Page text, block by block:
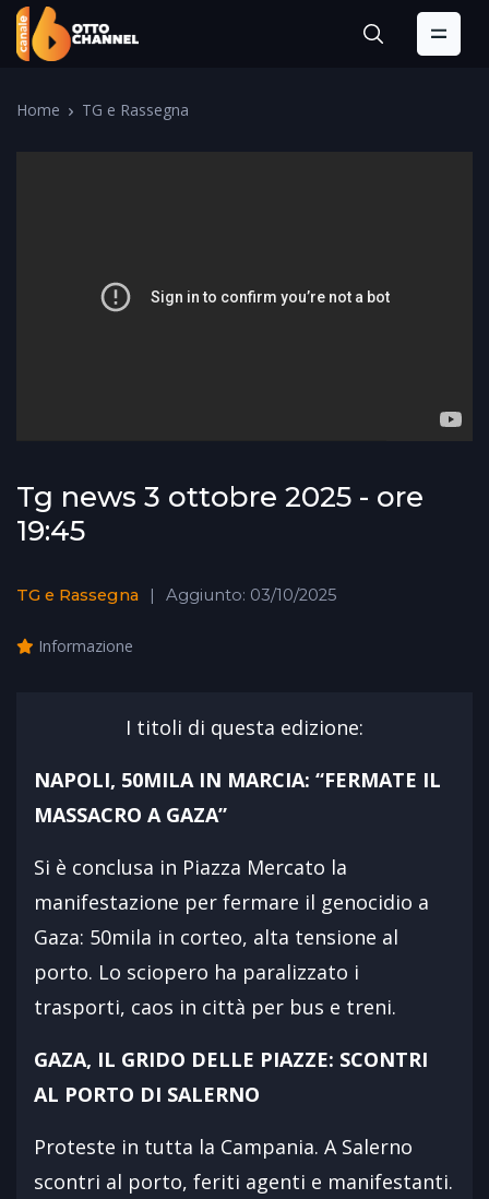
Home TG e Rassegna
Tg news 3 ottobre 2025 - ore
19:45
TG e Rassegna Aggiunto: 03/10/2025
Informazione
I titoli di questa edizione:
NAPOLI, 50MILA IN MARCIA: “FERMATE IL
MASSACRO A GAZA”
Si è conclusa in Piazza Mercato la
manifestazione per fermare il genocidio a
Gaza: 50mila in corteo, alta tensione al
porto. Lo sciopero ha paralizzato i
trasporti, caos in città per bus e treni.
GAZA, IL GRIDO DELLE PIAZZE: SCONTRI
AL PORTO DI SALERNO
Proteste in tutta la Campania. A Salerno
scontri al porto, feriti agenti e manifestanti.